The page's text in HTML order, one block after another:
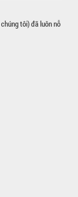
tôi) đã luôn nỗ